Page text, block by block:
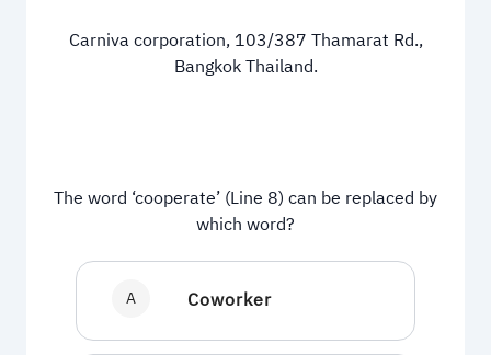
Carniva corporation, 103/387 Thamarat Rd.,
Bangkok Thailand.
The word ‘cooperate’ (Line 8) can be replaced by
which word?
A Coworker